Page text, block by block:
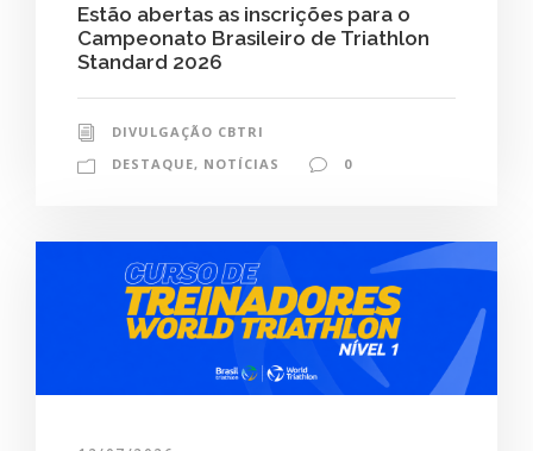
Estão abertas as inscrições para o
Campeonato Brasileiro de Triathlon
Standard 2026
DIVULGAÇÃO CBTRI
DESTAQUE, NOTÍCIAS 0